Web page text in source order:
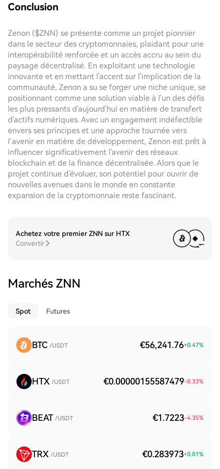
Conclusion
Zenon ($ZNN) se présente comme un projet pionnier
dans le secteur des cryptomonnaies, plaidant pour une
interopérabilité renforcée et un accès accru au sein du
paysage décentralisé. En exploitant une technologie
innovante et en mettant l'accent sur l'implication de la
communauté, Zenon a su se forger une niche unique, se
positionnant comme une solution viable à l'un des défis
les plus pressants d'aujourd'hui en matière de transfert
d'actifs numériques. Avec un engagement indéfectible
envers ses principes et une approche tournée vers
l’avenir en matière de développement, Zenon est prêt à
influencer significativement l'avenir des réseaux
blockchain et de la finance décentralisée. Alors que le
projet continue d'évoluer, son potentiel pour ouvrir de
nouvelles avenues dans le monde en constante
expansion de la cryptomonnaie reste fascinant.
Achetez votre premier ZNN sur HTX
Convertir
Marchés ZNN
Spot Futures
BTC /USDT €56,241.76+0.47%
HTX /USDT €0.00000155587479-0.33%
BEAT /USDT €1.7223-4.35%
TRX /USDT €0.283973+0.01%